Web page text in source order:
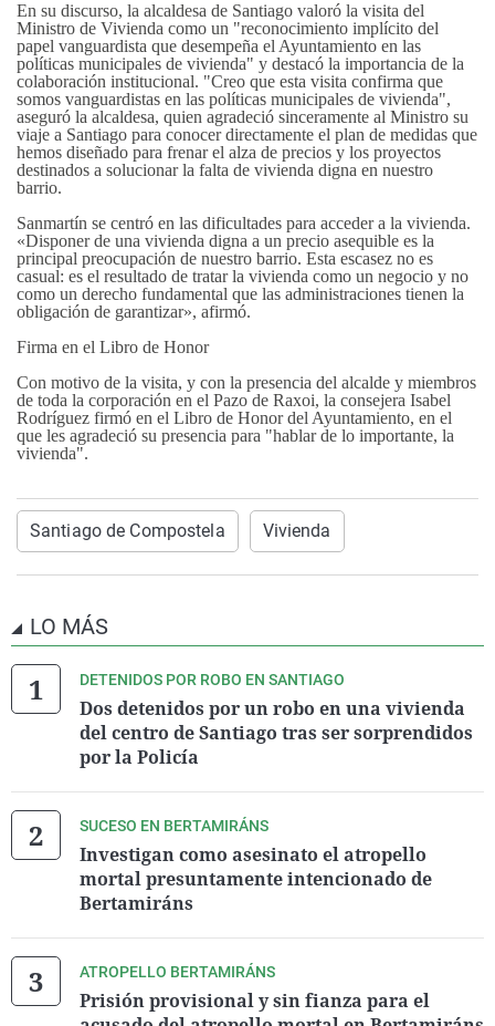
En su discurso, la alcaldesa de Santiago valoró la visita del
Ministro de Vivienda como un "reconocimiento implícito del
papel vanguardista que desempeña el Ayuntamiento en las
políticas municipales de vivienda" y destacó la importancia de la
colaboración institucional. "Creo que esta visita confirma que
somos vanguardistas en las políticas municipales de vivienda",
aseguró la alcaldesa, quien agradeció sinceramente al Ministro su
viaje a Santiago para conocer directamente el plan de medidas que
hemos diseñado para frenar el alza de precios y los proyectos
destinados a solucionar la falta de vivienda digna en nuestro
barrio.
Sanmartín se centró en las dificultades para acceder a la vivienda.
«Disponer de una vivienda digna a un precio asequible es la
principal preocupación de nuestro barrio. Esta escasez no es
casual: es el resultado de tratar la vivienda como un negocio y no
como un derecho fundamental que las administraciones tienen la
obligación de garantizar», afirmó.
Firma en el Libro de Honor
Con motivo de la visita, y con la presencia del alcalde y miembros
de toda la corporación en el Pazo de Raxoi, la consejera Isabel
Rodríguez firmó en el Libro de Honor del Ayuntamiento, en el
que les agradeció su presencia para "hablar de lo importante, la
vivienda".
Santiago de Compostela Vivienda
LO MÁS
DETENIDOS POR ROBO EN SANTIAGO
Dos detenidos por un robo en una vivienda
del centro de Santiago tras ser sorprendidos
por la Policía
SUCESO EN BERTAMIRÁNS
Investigan como asesinato el atropello
mortal presuntamente intencionado de
Bertamiráns
ATROPELLO BERTAMIRÁNS
Prisión provisional y sin fianza para el